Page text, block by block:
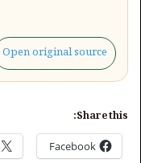
Open original source
Share this:
Facebook